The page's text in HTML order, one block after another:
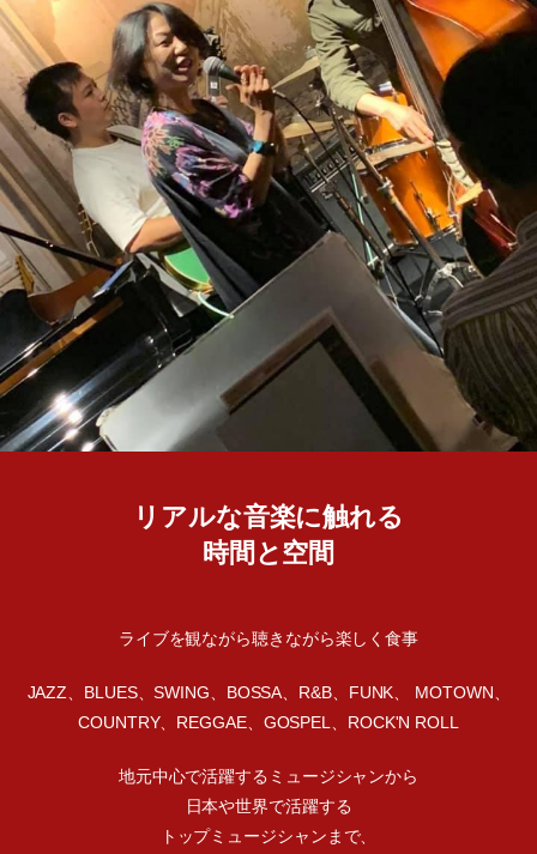
リアルな音楽に触れる
時間と空間
ライブを観ながら聴きながら楽しく食事
JAZZ、BLUES、SWING、BOSSA、R&B、FUNK、 MOTOWN、
COUNTRY、REGGAE、GOSPEL、ROCK'N ROLL
地元中心で活躍するミュージシャンから
日本や世界で活躍する
トップミュージシャンまで、